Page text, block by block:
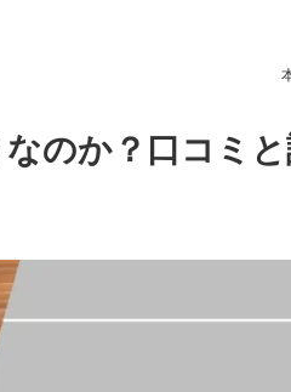
なのか？口コミ